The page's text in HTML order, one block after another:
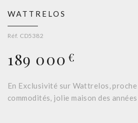
WATTRELOS
Réf. CD5382
189 000 €
En Exclusivité sur Wattrelos,
commodités, jolie maison des